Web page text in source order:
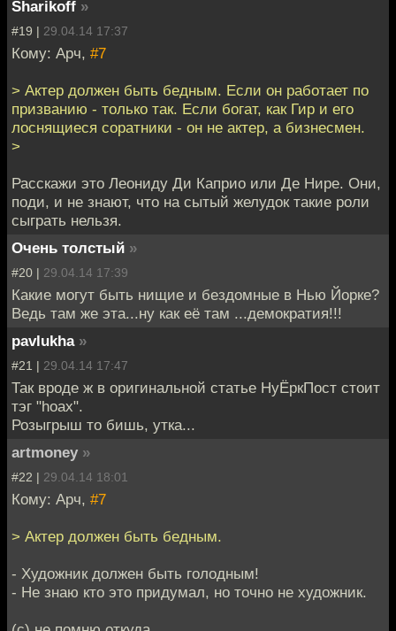
Sharikoff »
#19 | 29.04.14 17:37
Кому: Арч, #7
> Актер должен быть бедным. Если он работает по
призванию - только так. Если богат, как Гир и его
лоснящиеся соратники - он не актер, а бизнесмен.
>
Расскажи это Леониду Ди Каприо или Де Нире. Они,
поди, и не знают, что на сытый желудок такие роли
сыграть нельзя.
Очень толстый »
#20 | 29.04.14 17:39
Какие могут быть нищие и бездомные в Нью Йорке?
Ведь там же эта...ну как её там ...демократия!!!
pavlukha »
#21 | 29.04.14 17:47
Так вроде ж в оригинальной статье НуЁркПост стоит
тэг "hoax".
Розыгрыш то бишь, утка...
artmoney »
#22 | 29.04.14 18:01
Кому: Арч, #7
> Актер должен быть бедным.
- Художник должен быть голодным!
- Не знаю кто это придумал, но точно не художник.